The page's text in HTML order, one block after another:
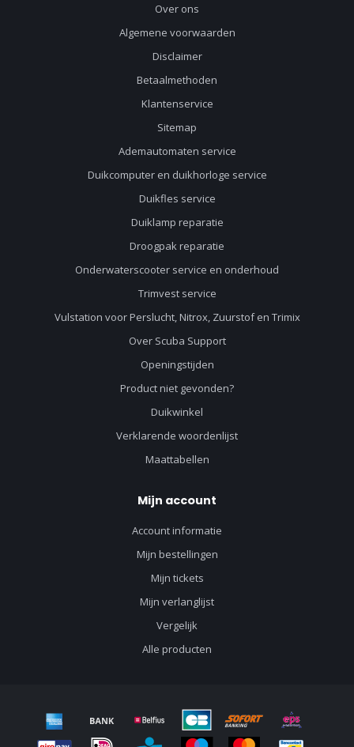
Over ons
Algemene voorwaarden
Disclaimer
Betaalmethoden
Klantenservice
Sitemap
Ademautomaten service
Duikcomputer en duikhorloge service
Duikfles service
Duiklamp reparatie
Droogpak reparatie
Onderwaterscooter service en onderhoud
Trimvest service
Vulstation voor Perslucht, Nitrox, Zuurstof en Trimix
Over Scuba Support
Openingstijden
Product niet gevonden?
Duikwinkel
Verklarende woordenlijst
Maattabellen
Mijn account
Account informatie
Mijn bestellingen
Mijn tickets
Mijn verlanglijst
Vergelijk
Alle producten